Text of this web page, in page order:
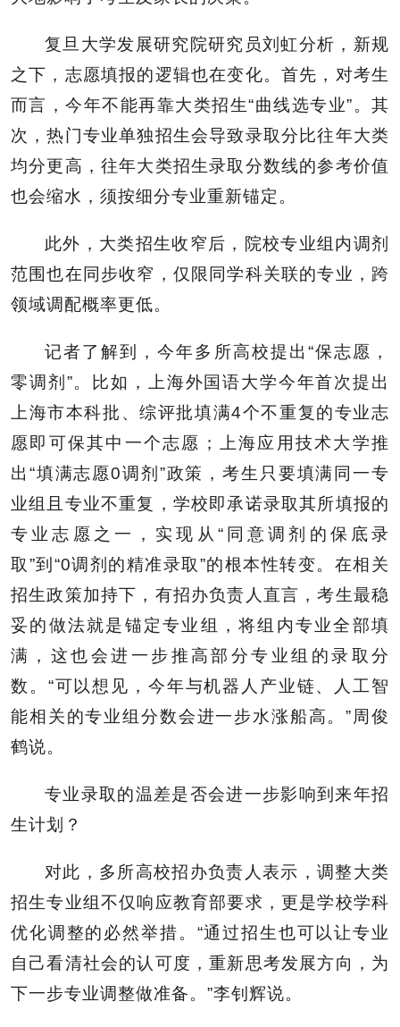
复旦大学发展研究院研究员刘虹分析，新规
之下，志愿填报的逻辑也在变化。首先，对考生
而言，今年不能再靠大类招生“曲线选专业”。其
次，热门专业单独招生会导致录取分比往年大类
均分更高，往年大类招生录取分数线的参考价值
也会缩水，须按细分专业重新锚定。
此外，大类招生收窄后，院校专业组内调剂
范围也在同步收窄，仅限同学科关联的专业，跨
领域调配概率更低。
记者了解到，今年多所高校提出“保志愿，
零调剂”。比如，上海外国语大学今年首次提出
上海市本科批、综评批填满4个不重复的专业志
愿即可保其中一个志愿；上海应用技术大学推
出“填满志愿0调剂”政策，考生只要填满同一专
业组且专业不重复，学校即承诺录取其所填报的
专业志愿之一，实现从“同意调剂的保底录
取”到“0调剂的精准录取”的根本性转变。在相关
招生政策加持下，有招办负责人直言，考生最稳
妥的做法就是锚定专业组，将组内专业全部填
满，这也会进一步推高部分专业组的录取分
数。“可以想见，今年与机器人产业链、人工智
能相关的专业组分数会进一步水涨船高。”周俊
鹤说。
专业录取的温差是否会进一步影响到来年招
生计划？
对此，多所高校招办负责人表示，调整大类
招生专业组不仅响应教育部要求，更是学校学科
优化调整的必然举措。“通过招生也可以让专业
自己看清社会的认可度，重新思考发展方向，为
下一步专业调整做准备。”李钊辉说。